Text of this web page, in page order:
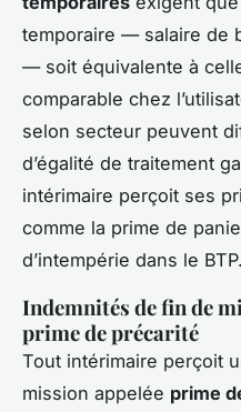
temporaire — salaire de
— soit équivalente à
comparable chez
selon secteur peuvent
d’égalité de traitement
intérimaire perçoit ses
comme la prime de
d’intempérie dans le BTP.
Indemnités de fin de
prime de précarité
Tout intérimaire perçoit
mission appelée prime